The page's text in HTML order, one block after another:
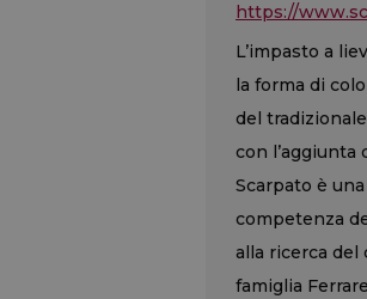
https://
L’impasto a
la forma di
del
con l’aggiunta
Scarpato è
competenza
alla ricerca del
famiglia